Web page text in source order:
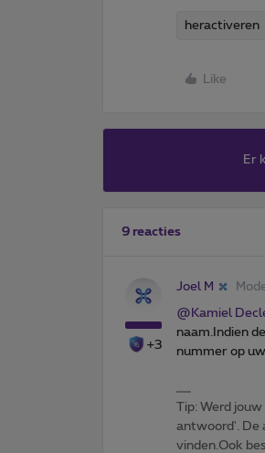
heractiveren
Like
Er
9 reacties
+3
Joel M
@Kamiel
naam.Indien
nummer op
Tip: Werd
antwoord'. De
vinden.Ook